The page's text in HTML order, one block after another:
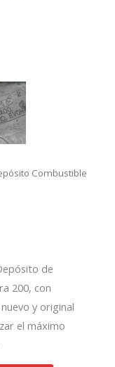
Combustible
de
200, con
y original
el máximo